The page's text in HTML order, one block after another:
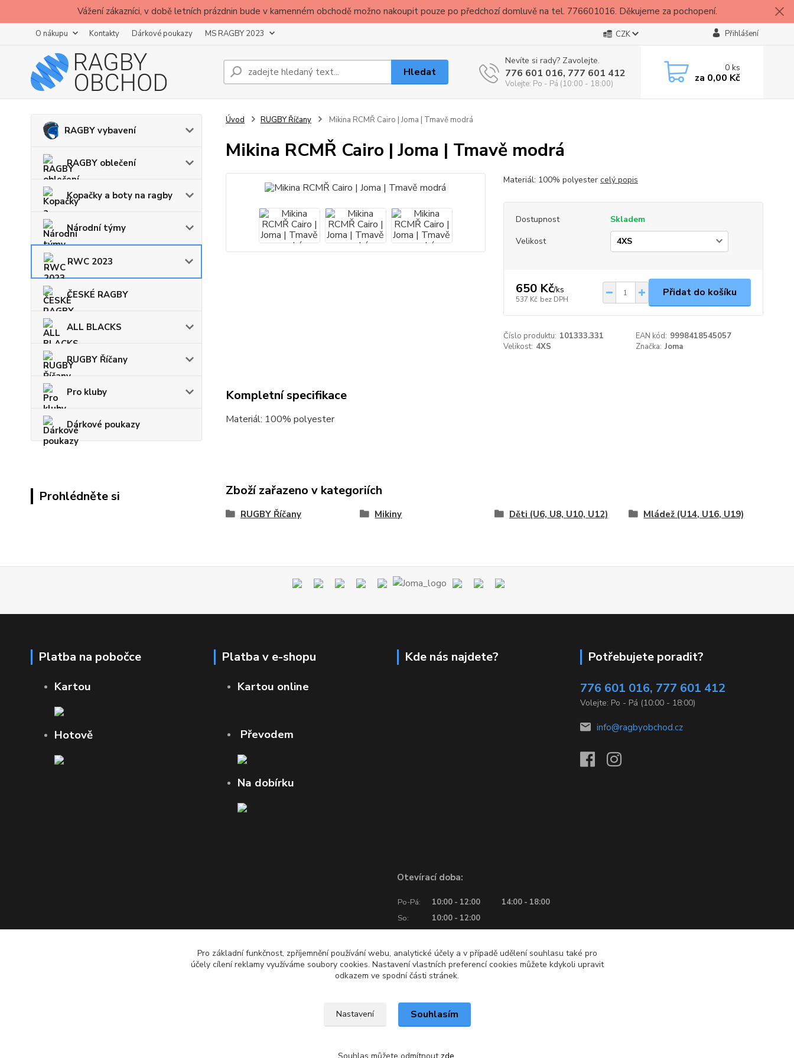
Vážení zákazníci, v době letních prázdnin bude v kamenném obchodě možno nakoupit pouze po předchozí domluvě na tel. 776601016. Děkujeme za pochopení.
O nákupu Kontakty Dárkové poukazy MS RAGBY 2023 CZK Přihlášení
Hledat
Nevíte si rady? Zavolejte.
776 601 016, 777 601 412
Volejte: Po - Pá (10:00 - 18:00)
0ks
za 0,00 Kč
RAGBY vybavení
RAGBY oblečení
Kopačky a boty na ragby
Národní týmy
RWC 2023
ČESKÉ RAGBY
ALL BLACKS
RUGBY Říčany
Pro kluby
Dárkové poukazy
Prohlédněte si
Úvod RUGBY Říčany Mikina RCMŘ Cairo | Joma | Tmavě modrá
Mikina RCMŘ Cairo | Joma | Tmavě modrá
Materiál: 100% polyester celý popis
Dostupnost
Skladem
Velikost
650 Kč/ks
537 Kč bez DPH
Přidat do košíku
Číslo produktu: 101333.331 EAN kód: 9998418545057
Velikost: 4XS Značka: Joma
Kompletní specifikace
Materiál: 100% polyester
Zboží zařazeno v kategoriích
RUGBY Říčany Mikiny Děti (U6, U8, U10, U12) Mládež (U14, U16, U19)
Platba na pobočce
Kartou
Hotově
Platba v e-shopu
Kartou online
Převodem
Na dobírku
Kde nás najdete?
Otevírací doba:
Po-Pá: 10:00 - 12:00
14:00 - 18:00
So:
10:00 - 12:00
Potřebujete poradit?
776 601 016, 777 601 412
Volejte: Po - Pá (10:00 - 18:00)
info@ragbyobchod.cz
Pro základní funkčnost, zpříjemnění používání webu, analytické účely a v případě udělení souhlasu také pro
účely cílení reklamy využíváme soubory cookies. Nastavení vlastních preferencí cookies můžete kdykoli upravit
odkazem ve spodní části stránek.
Nastavení Souhlasím